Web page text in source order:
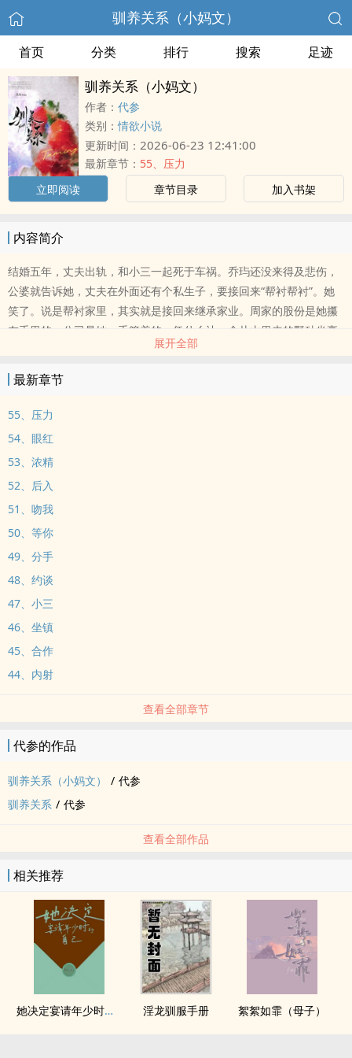
驯养关系（小妈文）
首页 分类 排行 搜索 足迹
驯养关系（小妈文）
作者： 代参
类别：情欲小说
更新时间： 2026-06-23 12:41:00
最新章节： 55、压力
立即阅读
章节目录 加入书架
内容简介
结婚五年，丈夫出轨，和小三一起死于车祸。乔玙还没来得及悲伤，
公婆就告诉她，丈夫在外面还有个私生子，要接回来“帮衬帮衬”。她
笑了。说是帮衬家里，其实就是接回来继承家业。周家的股份是她攥
在手里的，公司是她一手管着的，凭什么让一个从山里来的野种坐享
其成？公婆那点架空她的算盘，她看得一清二楚。与其被踢出局，不
如……自己生一个。试管太痛，她不想受那个罪。反正那野种身上流的
是周律怀的血，与其被冰冷的针头折磨，不如……让这个野种，亲自给
她一个孩子。她以为这是一场各取所需的交易。却没想到，那个在她
展开全部
最新章节
55、压力
54、眼红
53、浓精
52、后入
51、吻我
50、等你
49、分手
48、约谈
47、小三
46、坐镇
45、合作
44、内射
查看全部章节
代参的作品
驯养关系（小妈文） / 代参
驯养关系 / 代参
查看全部作品
相关推荐
她决定宴请年少时的自己（1v1H） 淫龙驯服手册 絮絮如霏（母子）